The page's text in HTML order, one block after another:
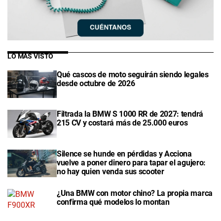
LO MÁS VISTO
Qué cascos de moto seguirán siendo legales
desde octubre de 2026
Filtrada la BMW S 1000 RR de 2027: tendrá
215 CV y costará más de 25.000 euros
Silence se hunde en pérdidas y Acciona
vuelve a poner dinero para tapar el agujero:
no hay quien venda sus scooter
¿Una BMW con motor chino? La propia marca
confirma qué modelos lo montan